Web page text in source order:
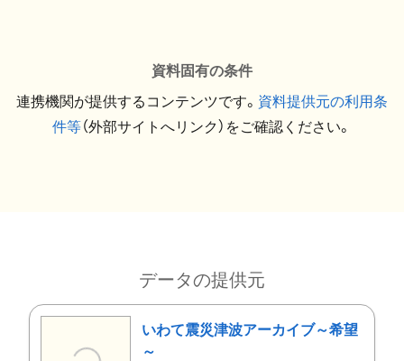
資料固有の条件
連携機関が提供するコンテンツです。 資料提供元の利用条
件等（外部サイトへリンク）をご確認ください。
データの提供元
いわて震災津波アーカイブ～希望
～